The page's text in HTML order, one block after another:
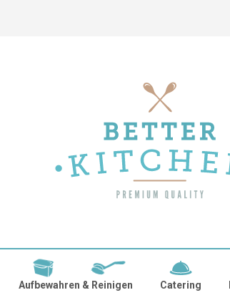
Aufbewahren & Reinigen Catering